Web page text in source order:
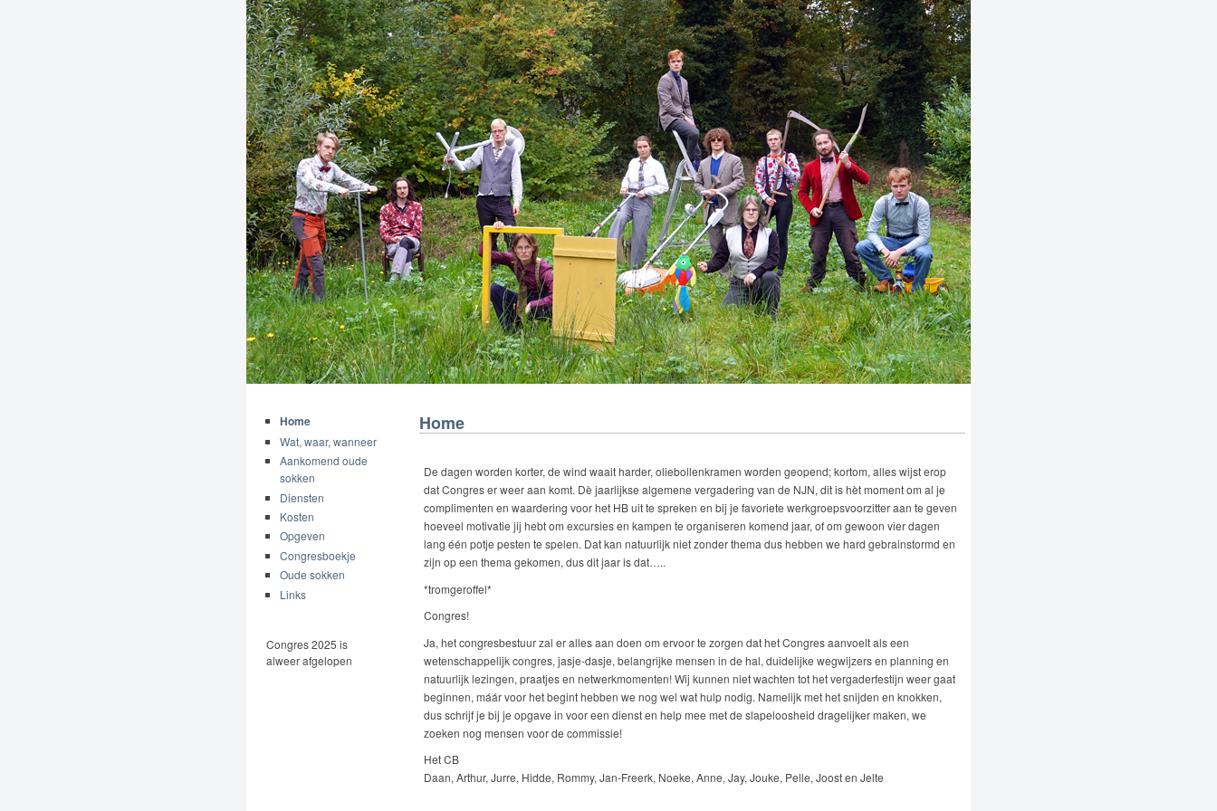
Home
Wat, waar, wanneer
Aankomend oude
sokken
Diensten
Kosten
Opgeven
Congresboekje
Oude sokken
Links
Congres 2025 is
alweer afgelopen
Home
De dagen worden korter, de wind waait harder, oliebollenkramen worden geopend; kortom, alles wijst erop
dat Congres er weer aan komt. Dè jaarlijkse algemene vergadering van de NJN, dit is hèt moment om al je
complimenten en waardering voor het HB uit te spreken en bij je favoriete werkgroepsvoorzitter aan te geven
hoeveel motivatie jij hebt om excursies en kampen te organiseren komend jaar, of om gewoon vier dagen
lang één potje pesten te spelen. Dat kan natuurlijk niet zonder thema dus hebben we hard gebrainstormd en
zijn op een thema gekomen, dus dit jaar is dat…..
*tromgeroffel*
Congres!
Ja, het congresbestuur zal er alles aan doen om ervoor te zorgen dat het Congres aanvoelt als een
wetenschappelijk congres, jasje-dasje, belangrijke mensen in de hal, duidelijke wegwijzers en planning en
natuurlijk lezingen, praatjes en netwerkmomenten! Wij kunnen niet wachten tot het vergaderfestijn weer gaat
beginnen, máár voor het begint hebben we nog wel wat hulp nodig. Namelijk met het snijden en knokken,
dus schrijf je bij je opgave in voor een dienst en help mee met de slapeloosheid dragelijker maken, we
zoeken nog mensen voor de commissie!
Het CB
Daan, Arthur, Jurre, Hidde, Rommy, Jan-Freerk, Noeke, Anne, Jay, Jouke, Pelle, Joost en Jelte